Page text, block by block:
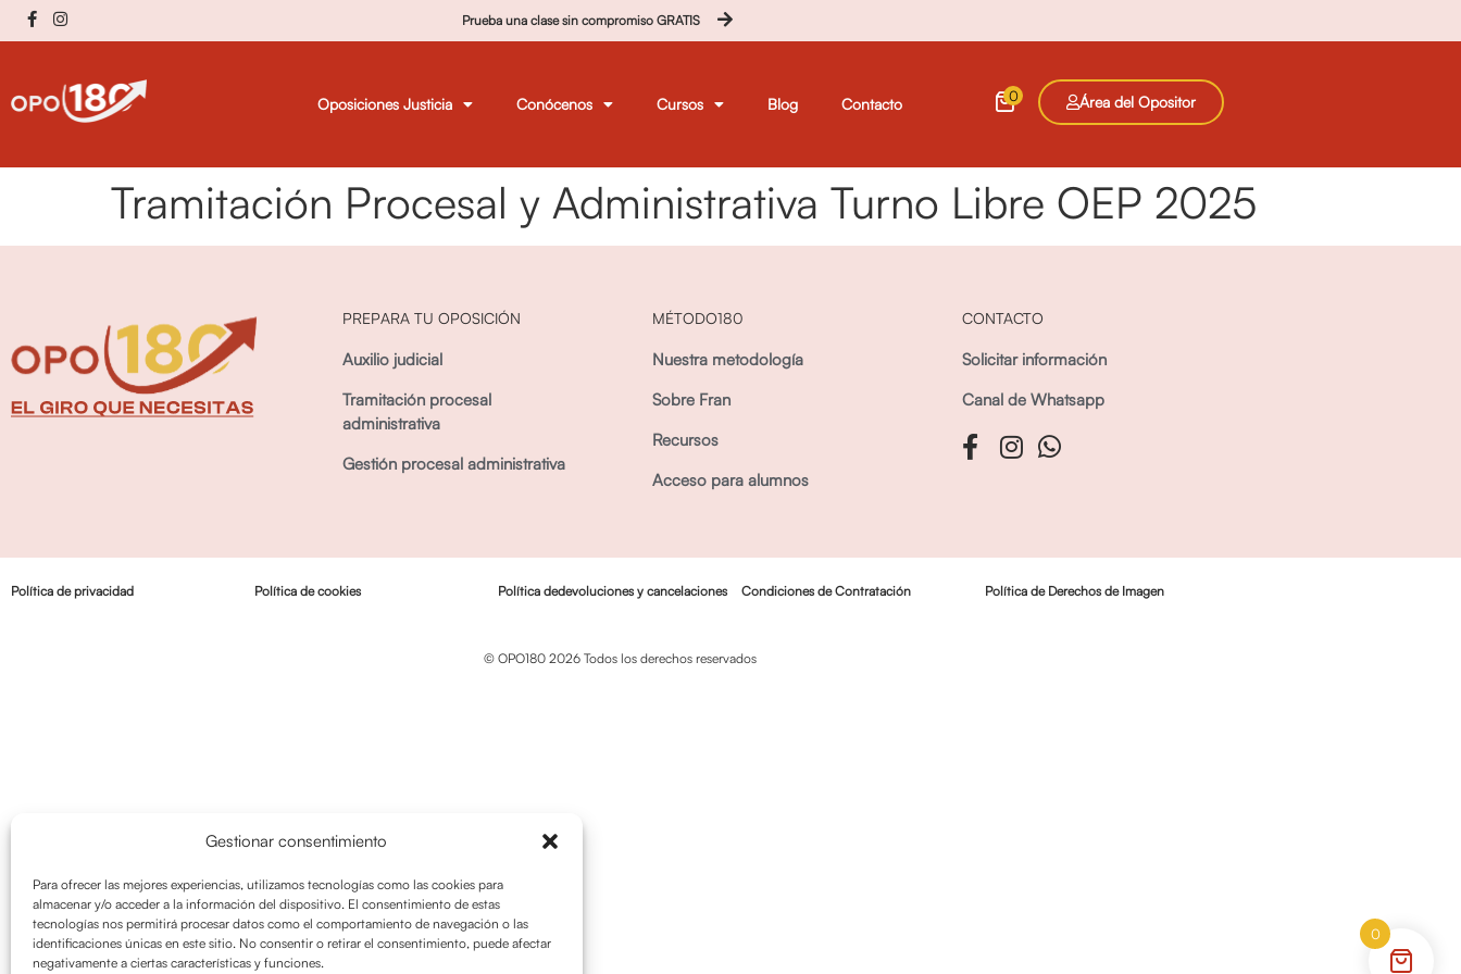
Gestionar consentimiento
Para ofrecer las mejores experiencias, utilizamos tecnologías como las cookies para
almacenar y/o acceder a la información del dispositivo. El consentimiento de estas
tecnologías nos permitirá procesar datos como el comportamiento de navegación o las
identificaciones únicas en este sitio. No consentir o retirar el consentimiento, puede afectar
negativamente a ciertas características y funciones.
Prueba una clase sin compromiso GRATIS
Oposiciones Justicia Conócenos Cursos Blog Contacto 0 Área del Opositor
Tramitación Procesal y Administrativa Turno Libre OEP 2025
PREPARA TU OPOSICIÓN
Auxilio judicial
Tramitación procesal
administrativa
Gestión procesal administrativa
MÉTODO180
Nuestra metodología
Sobre Fran
Recursos
Acceso para alumnos
CONTACTO
Solicitar información
Canal de Whatsapp
Política de privacidad Política de cookies Política dedevoluciones y cancelaciones Condiciones de Contratación Política de Derechos de Imagen
© OPO180 2026 Todos los derechos reservados
0